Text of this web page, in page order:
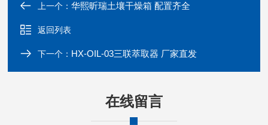
上一个：华熙昕瑞土壤干燥箱 配置齐全
返回列表
下一个： HX-OIL-03三联萃取器 厂家直发
在线留言